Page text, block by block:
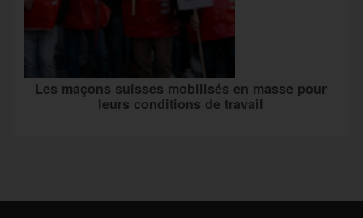
Les maçons suisses mobilisés en masse pour
leurs conditions de travail